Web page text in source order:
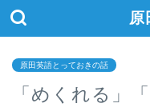
原
原田英語とっておきの話
「めくれる」